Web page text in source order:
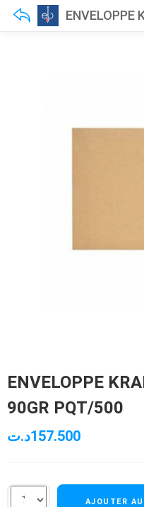
ENVELOPPE
90GR PQT/500
157.500د.ت
AJOUTER